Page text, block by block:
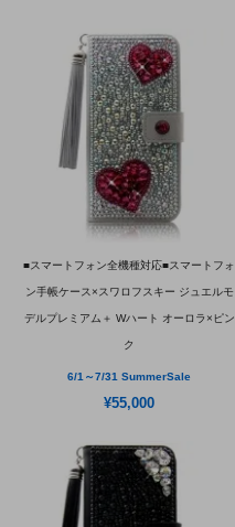
■スマートフォン全機種対応■スマートフォ
ン手帳ケース×スワロフスキー ジュエルモ
デルプレミアム＋ Wハート オーロラ×ピン
ク
6/1～7/31 SummerSale
¥55,000